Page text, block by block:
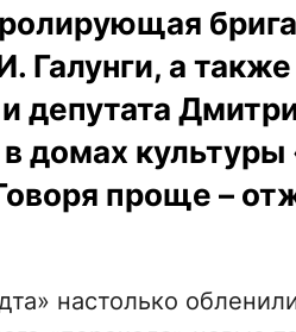
Галунги, а
депутата
домах культуры
проще –
настолько